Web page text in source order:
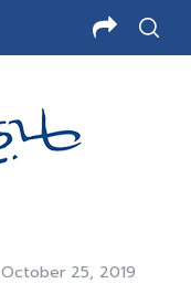
October 25, 2019